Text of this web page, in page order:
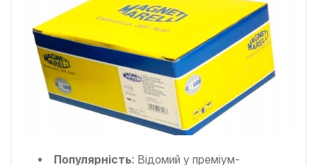
Популярність: Відомий у преміум-